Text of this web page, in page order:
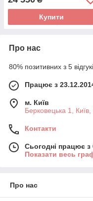
Купити
Про нас
80% позитивних з 5
Працює з
м. Київ
Берковецька 1, Київ,
Контакти
Сьогодні працює з
Показати весь
Про нас